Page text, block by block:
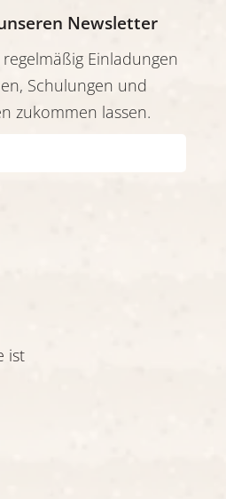
Newsletter
Einladungen
Schulungen und
zukommen lassen.
ist